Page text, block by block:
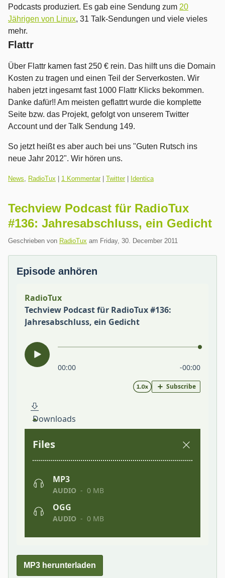
Podcasts produziert. Es gab eine Sendung zum 20
Jährigen von Linux, 31 Talk-Sendungen und viele vieles
mehr.
Flattr
Über Flattr kamen fast 250 € rein. Das hilft uns die Domain
Kosten zu tragen und einen Teil der Serverkosten. Wir
haben jetzt ingesamt fast 1000 Flattr Klicks bekommen.
Danke dafür!! Am meisten geflattrt wurde die komplette
Seite bzw. das Projekt, gefolgt von unserem Twitter
Account und der Talk Sendung 149.
So jetzt heißt es aber auch bei uns "Guten Rutsch ins
neue Jahr 2012". Wir hören uns.
Kategorien:
News RadioTux 1 Kommentar| Twitter| Identica
Techview Podcast für RadioTux
#136: Jahresabschluss, ein Gedicht
Geschrieben von RadioTux am Friday, 30. December 2011
Episode anhören
MP3 herunterladen